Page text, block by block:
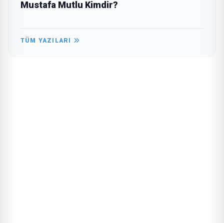
Mustafa Mutlu Kimdir?
TÜM YAZILARI